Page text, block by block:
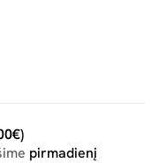
pirmadienį